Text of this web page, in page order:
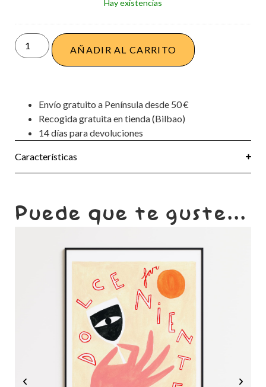
cm
22
Hay existencias
AÑADIR AL CARRITO
Envío gratuito a Península desde 50 €
Recogida gratuita en tienda (Bilbao)
14 días para devoluciones
Características
Puede que te guste...